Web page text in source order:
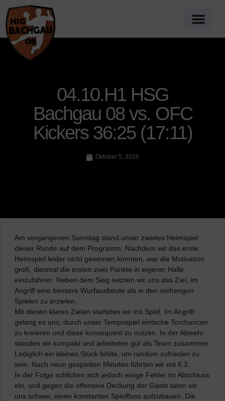
04.10.H1 HSG
Bachgau 08 vs. OFC
Kickers 36:25 (17:11)
Oktober 5, 2025
Am vergangenen Samstag stand unser zweites Heimspiel
dieser Runde auf dem Programm. Nachdem wir das erste
Heimspiel leider nicht gewinnen konnten, war die Motivation
groß, diesmal die ersten zwei Punkte in eigener Halle
einzufahren. Neben dem Sieg setzten wir uns das Ziel, im
Angriff eine bessere Wurfausbeute als in den vorherigen
Spielen zu erzielen.
Mit diesen klaren Zielen starteten wir ins Spiel. Im Angriff
gelang es uns, durch unser Tempospiel einfache Torchancen
zu kreieren und diese konsequent zu nutzen. In der Abwehr
standen wir kompakt und arbeiteten gut als Team zusammen.
Lediglich ein kleines Stück fehlte, um rundum zufrieden zu
sein. Nach neun gespielten Minuten führten wir mit 6:3.
In der Folge schlichen sich jedoch einige Fehler im Abschluss
ein, und gegen die offensive Deckung der Gäste taten wir
uns schwer, einen konstanten Spielfluss aufzubauen. Die